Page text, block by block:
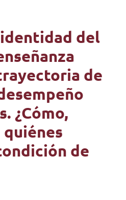
identidad del
de
¿Cómo,
quiénes
de